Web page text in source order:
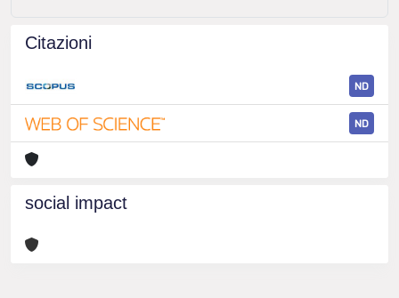
Citazioni
ND
ND
social impact